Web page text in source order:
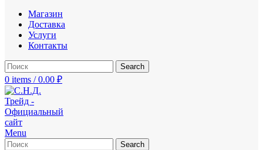
Магазин
Доставка
Услуги
Контакты
Search
0 items / 0.00 ₽
Menu
Search